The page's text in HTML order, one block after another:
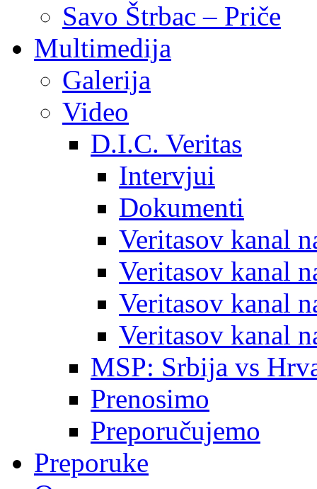
Savo Štrbac – Priče
Multimedija
Galerija
Video
D.I.C. Veritas
Intervjui
Dokumenti
Veritasov kanal
Veritasov kanal
Veritasov kanal
Veritasov kanal
MSP: Srbija vs
Prenosimo
Preporučujemo
Preporuke